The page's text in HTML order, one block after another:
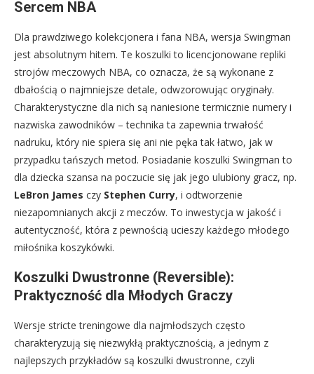
Sercem NBA
Dla prawdziwego kolekcjonera i fana NBA, wersja Swingman
jest absolutnym hitem. Te koszulki to licencjonowane repliki
strojów meczowych NBA, co oznacza, że są wykonane z
dbałością o najmniejsze detale, odwzorowując oryginały.
Charakterystyczne dla nich są naniesione termicznie numery i
nazwiska zawodników – technika ta zapewnia trwałość
nadruku, który nie spiera się ani nie pęka tak łatwo, jak w
przypadku tańszych metod. Posiadanie koszulki Swingman to
dla dziecka szansa na poczucie się jak jego ulubiony gracz, np.
LeBron James czy Stephen Curry, i odtworzenie
niezapomnianych akcji z meczów. To inwestycja w jakość i
autentyczność, która z pewnością ucieszy każdego młodego
miłośnika koszykówki.
Koszulki Dwustronne (Reversible):
Praktyczność dla Młodych Graczy
Wersje stricte treningowe dla najmłodszych często
charakteryzują się niezwykłą praktycznością, a jednym z
najlepszych przykładów są koszulki dwustronne, czyli